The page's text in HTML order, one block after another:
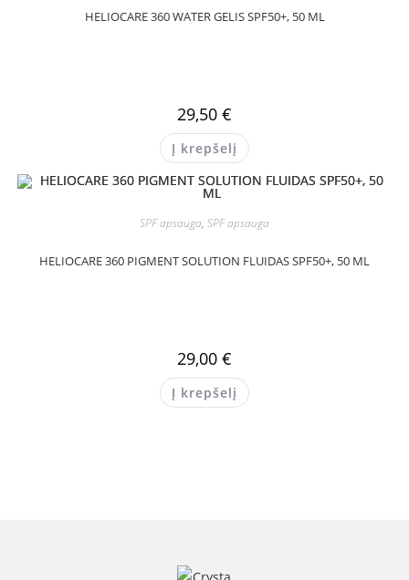
HELIOCARE 360 WATER GELIS SPF50+, 50 ML
29,50 €
Į krepšelį
SPF apsauga, SPF apsauga
HELIOCARE 360 PIGMENT SOLUTION FLUIDAS SPF50+, 50 ML
29,00 €
Į krepšelį